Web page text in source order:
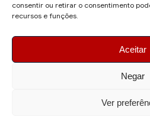
consentir ou retirar o consentimento
recursos e funções.
Aceitar
Negar
Ver
ronaldo.valentim150@gmail.com
© 2026 AquiAgora - Todos os